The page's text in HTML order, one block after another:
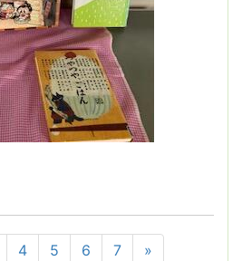
4 5 6 7 »